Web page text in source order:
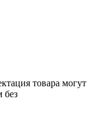
товара могут
без